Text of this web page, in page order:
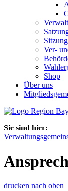
Ver-
Shop
Über uns
Sie sind hier:
drucken nach oben